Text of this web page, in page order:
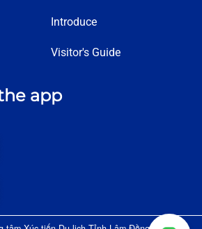
Introduce
Visitor's Guide
app